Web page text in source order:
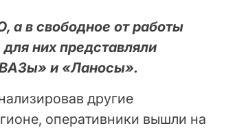
в свободное от работы
них представляли
и «Ланосы».
другие
оперативники вышли на